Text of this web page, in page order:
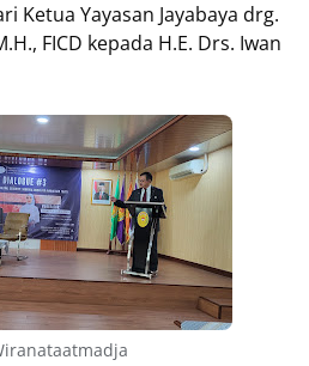
Ketua Yayasan Jayabaya drg.
FICD kepada H.E. Drs. Iwan